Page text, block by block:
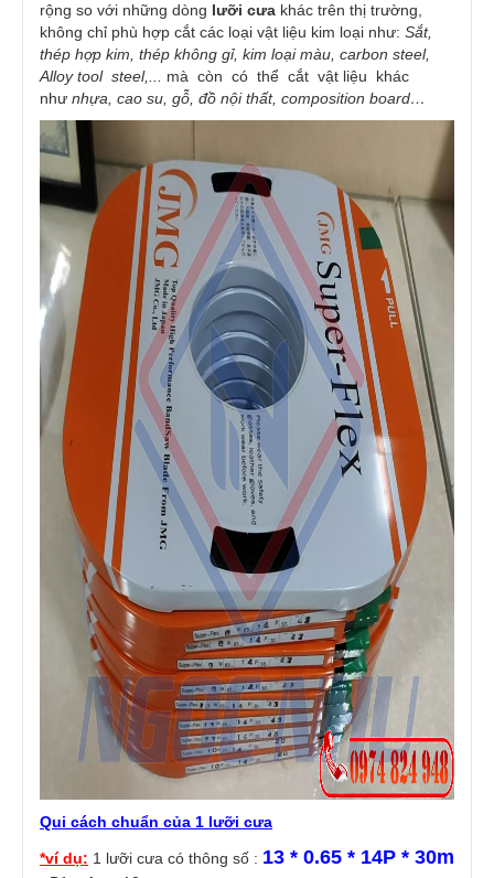
rộng so với những dòng lưỡi cưa khác trên thị trường,
không chỉ phù hợp cắt các loại vật liệu kim loại như: Sắt,
thép hợp kim, thép không gỉ, kim loại màu, carbon steel,
Alloy tool steel,... mà còn có thể cắt vật liệu khác
như nhựa, cao su, gỗ, đồ nội thất, composition board…
Qui cách chuẩn của 1 lưỡi cưa
*ví dụ: 1 lưỡi cưa có thông số : 13 * 0.65 * 14P * 30m